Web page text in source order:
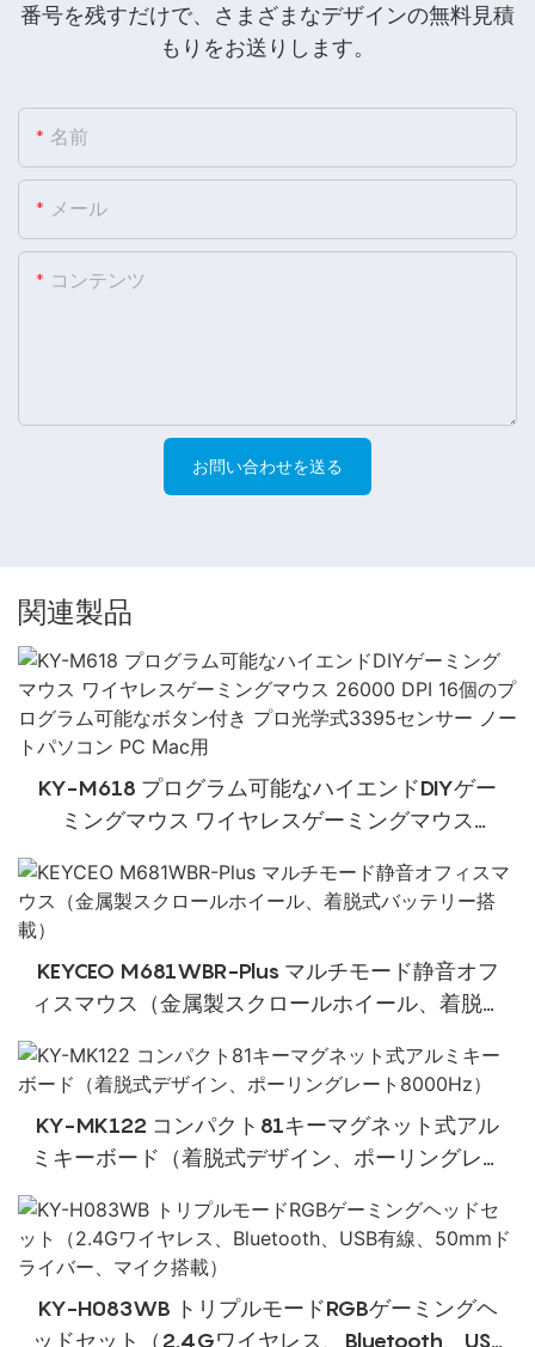
番号を残すだけで、さまざまなデザインの無料見積
もりをお送りします。
名前
メール
コンテンツ
お問い合わせを送る
関連製品
KY-M618 プログラム可能なハイエンドDIYゲー
ミングマウス ワイヤレスゲーミングマウス
プロ光学式3395センサー ノートパソコン PC
Mac用
KEYCEO M681WBR-Plus マルチモード静音オフ
ィスマウス（金属製スクロールホイール、着脱式
KY-MK122 コンパクト81キーマグネット式アル
ミキーボード（着脱式デザイン、ポーリングレー
KY-H083WB トリプルモードRGBゲーミングヘ
ッドセット（2.4Gワイヤレス、Bluetooth、USB